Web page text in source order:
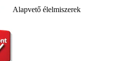
Alapvető élelmiszerek